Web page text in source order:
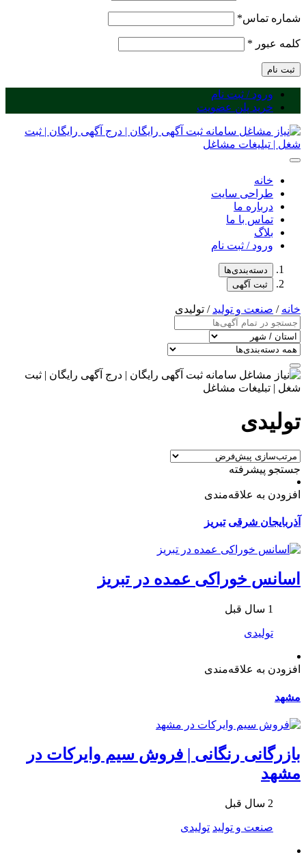
شماره تماس*
کلمه عبور *
ثبت نام
ورود / ثبت نام
خرید پلن عضویت
خانه
طراحی سایت
درباره ما
تماس با ما
بلاگ
ورود / ثبت نام
دسته‌بندی‌ها
ثبت آگهی
خانه / صنعت و تولید / تولیدی
تولیدی
جستجو پیشرفته
افزودن به علاقه‌مندی
آذربایجان شرقی تبریز
اسانس خوراکی عمده در تبریز
1 سال قبل
تولیدی
افزودن به علاقه‌مندی
مشهد
بازرگانی رنگانی | فروش سیم وایرکات در
مشهد
2 سال قبل
صنعت و تولید تولیدی